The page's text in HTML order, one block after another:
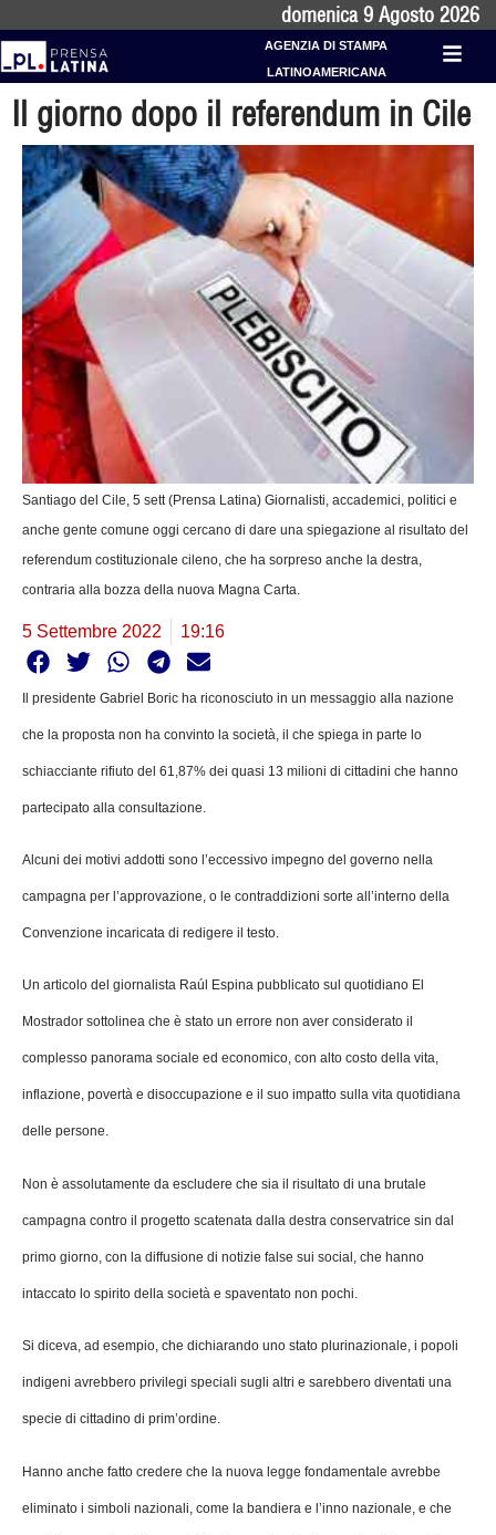
domenica 9 Agosto 2026
AGENZIA DI STAMPA
LATINOAMERICANA
Il giorno dopo il referendum in Cile
Santiago del Cile, 5 sett (Prensa Latina) Giornalisti, accademici, politici e
anche gente comune oggi cercano di dare una spiegazione al risultato del
referendum costituzionale cileno, che ha sorpreso anche la destra,
contraria alla bozza della nuova Magna Carta.
5 Settembre 2022 19:16
Il presidente Gabriel Boric ha riconosciuto in un messaggio alla nazione
che la proposta non ha convinto la società, il che spiega in parte lo
schiacciante rifiuto del 61,87% dei quasi 13 milioni di cittadini che hanno
partecipato alla consultazione.
Alcuni dei motivi addotti sono l’eccessivo impegno del governo nella
campagna per l’approvazione, o le contraddizioni sorte all’interno della
Convenzione incaricata di redigere il testo.
Un articolo del giornalista Raúl Espina pubblicato sul quotidiano El
Mostrador sottolinea che è stato un errore non aver considerato il
complesso panorama sociale ed economico, con alto costo della vita,
inflazione, povertà e disoccupazione e il suo impatto sulla vita quotidiana
delle persone.
Non è assolutamente da escludere che sia il risultato di una brutale
campagna contro il progetto scatenata dalla destra conservatrice sin dal
primo giorno, con la diffusione di notizie false sui social, che hanno
intaccato lo spirito della società e spaventato non pochi.
Si diceva, ad esempio, che dichiarando uno stato plurinazionale, i popoli
indigeni avrebbero privilegi speciali sugli altri e sarebbero diventati una
specie di cittadino di prim’ordine.
Hanno anche fatto credere che la nuova legge fondamentale avrebbe
eliminato i simboli nazionali, come la bandiera e l’inno nazionale, e che